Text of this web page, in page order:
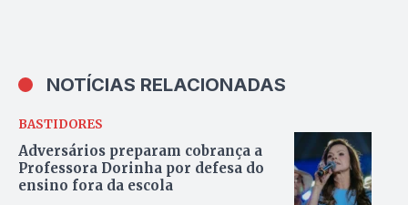
NOTÍCIAS RELACIONADAS
BASTIDORES
Adversários preparam cobrança a
Professora Dorinha por defesa do
ensino fora da escola